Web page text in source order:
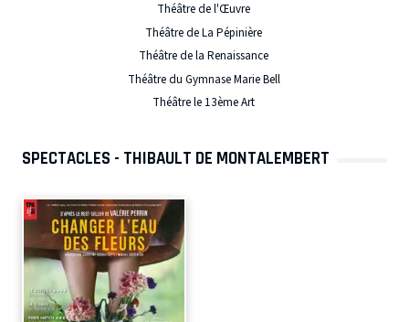
Théâtre de l'Œuvre
Théâtre de La Pépinière
Théâtre de la Renaissance
Théâtre du Gymnase Marie Bell
Théâtre le 13ème Art
SPECTACLES - THIBAULT DE MONTALEMBERT